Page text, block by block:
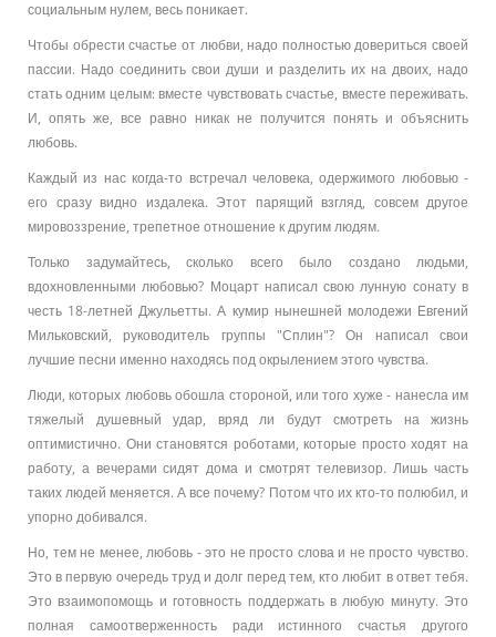
социальным нулем, весь поникает.
Чтобы обрести счастье от любви, надо полностью довериться своей
пассии. Надо соединить свои души и разделить их на двоих, надо
стать одним целым: вместе чувствовать счастье, вместе переживать.
И, опять же, все равно никак не получится понять и объяснить
любовь.
Каждый из нас когда-то встречал человека, одержимого любовью -
его сразу видно издалека. Этот парящий взгляд, совсем другое
мировоззрение, трепетное отношение к другим людям.
Только задумайтесь, сколько всего было создано людьми,
вдохновленными любовью? Моцарт написал свою лунную сонату в
честь 18-летней Джульетты. А кумир нынешней молодежи Евгений
Мильковский, руководитель группы "Сплин"? Он написал свои
лучшие песни именно находясь под окрылением этого чувства.
Люди, которых любовь обошла стороной, или того хуже - нанесла им
тяжелый душевный удар, вряд ли будут смотреть на жизнь
оптимистично. Они становятся роботами, которые просто ходят на
работу, а вечерами сидят дома и смотрят телевизор. Лишь часть
таких людей меняется. А все почему? Потом что их кто-то полюбил, и
упорно добивался.
Но, тем не менее, любовь - это не просто слова и не просто чувство.
Это в первую очередь труд и долг перед тем, кто любит в ответ тебя.
Это взаимопомощь и готовность поддержать в любую минуту. Это
полная самоотверженность ради истинного счастья другого